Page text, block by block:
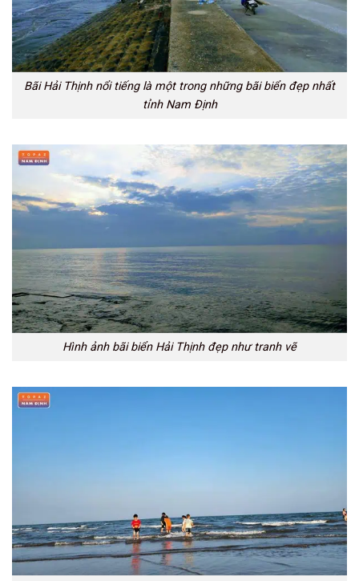
Bãi Hải Thịnh nổi tiếng là một trong những bãi biển đẹp nhất
tỉnh Nam Định
Hình ảnh bãi biển Hải Thịnh đẹp như tranh vẽ